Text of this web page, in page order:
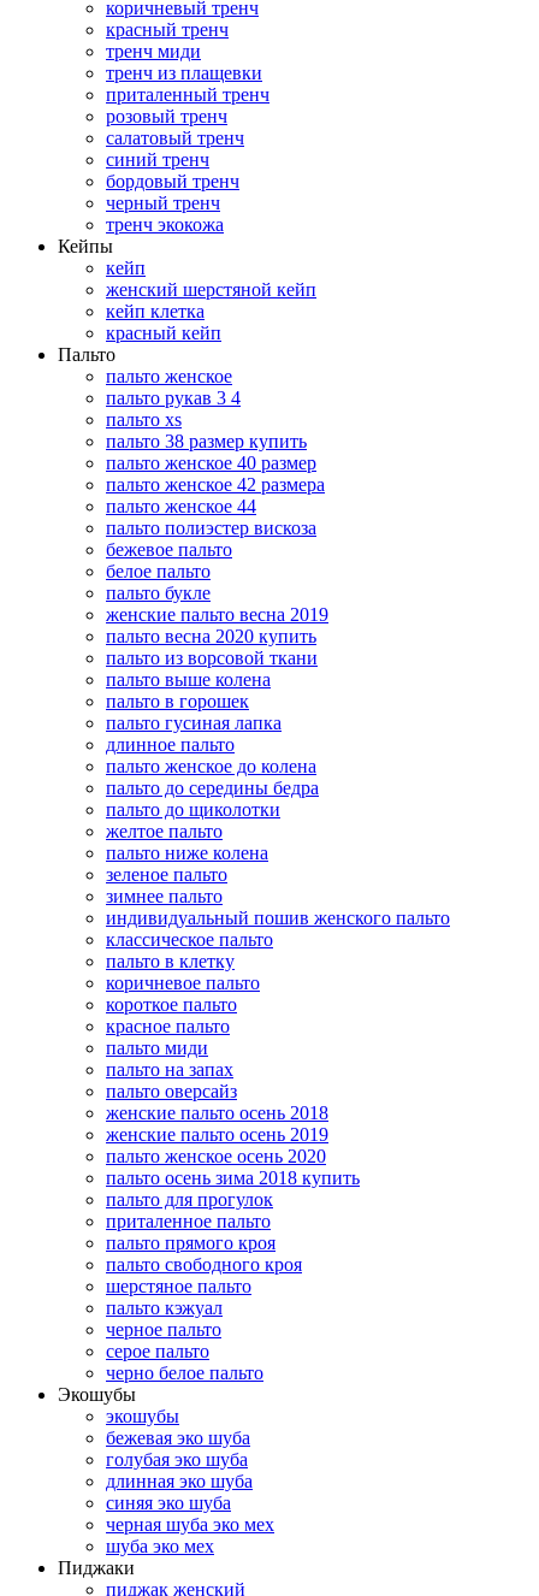
коричневый тренч
красный тренч
тренч миди
тренч из плащевки
приталенный тренч
розовый тренч
салатовый тренч
синий тренч
бордовый тренч
черный тренч
тренч экокожа
Кейпы
кейп
женский шерстяной кейп
кейп клетка
красный кейп
Пальто
пальто женское
пальто рукав 3 4
пальто xs
пальто 38 размер купить
пальто женское 40 размер
пальто женское 42 размера
пальто женское 44
пальто полиэстер вискоза
бежевое пальто
белое пальто
пальто букле
женские пальто весна 2019
пальто весна 2020 купить
пальто из ворсовой ткани
пальто выше колена
пальто в горошек
пальто гусиная лапка
длинное пальто
пальто женское до колена
пальто до середины бедра
пальто до щиколотки
желтое пальто
пальто ниже колена
зеленое пальто
зимнее пальто
индивидуальный пошив женского пальто
классическое пальто
пальто в клетку
коричневое пальто
короткое пальто
красное пальто
пальто миди
пальто на запах
пальто оверсайз
женские пальто осень 2018
женские пальто осень 2019
пальто женское осень 2020
пальто осень зима 2018 купить
пальто для прогулок
приталенное пальто
пальто прямого кроя
пальто свободного кроя
шерстяное пальто
пальто кэжуал
черное пальто
серое пальто
черно белое пальто
Экошубы
экошубы
бежевая эко шуба
голубая эко шуба
длинная эко шуба
синяя эко шуба
черная шуба эко мех
шуба эко мех
Пиджаки
пиджак женский